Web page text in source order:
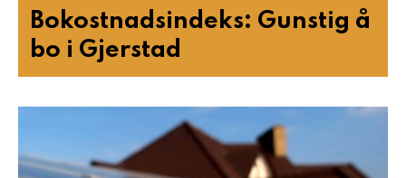
Bokostnadsindeks: Gunstig å
bo i Gjerstad